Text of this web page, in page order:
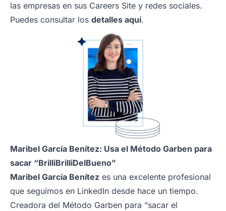
las empresas en sus Careers Site y redes sociales.
Puedes consultar los detalles aquí.
Maribel García Benítez: Usa el Método Garben para
sacar “BrilliBrilliDelBueno”
Maribel García Benítez es una excelente profesional
que seguimos en LinkedIn desde hace un tiempo.
Creadora del Método Garben para “sacar el